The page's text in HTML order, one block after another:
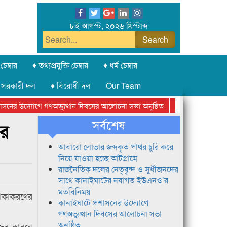
৮ই আগস্ট, ২০২৬ খ্রিস্টাব্দ
♦ তথ্যপ্রযুক্তি চেম্বার
♦ ধর্ম চেম্বার
দল ♦ বিরোধী দল
Our Team
উদ্যোগে গণঅভ্যুত্থান দিবসের আলোচনা সভা অনুষ্ঠিত
সিলেট অনলাইন
সর্বশেষ
আবারো লোভার জব্দকৃত পাথর চুরি করে
নিয়ে যাওয়া হচ্ছে আটগ্রামে
রাজনৈতিক দলের নেতৃবৃন্দ ও সুধীজনদের
সাথে কানাইঘাটের নবাগত ইউএনও’র
মতবিনিময়
কানাইঘাটে প্রশাসনের উদ্যোগে
গণঅভ্যুত্থান দিবসের আলোচনা সভা